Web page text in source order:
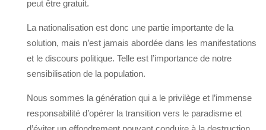
peut être gratuit.
La nationalisation est donc une partie importante de la
solution, mais n’est jamais abordée dans les manifestations
et le discours politique. Telle est l’importance de notre
sensibilisation de la population.
Nous sommes la génération qui a le privilège et l’immense
responsabilité d’opérer la transition vers le paradisme et